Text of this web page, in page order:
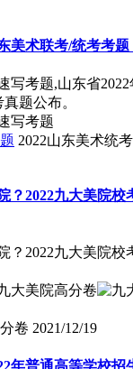
美术联考/统考考题
写考题,山东省
题公布。
2022山东美术统
？2022九大美院校
？2022九大美院校
卷 2021/12/19
年普通高等学校招